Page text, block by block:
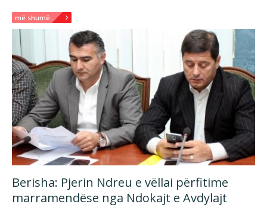
më shumë...
Berisha: Pjerin Ndreu e vëllai përfitime
marramendëse nga Ndokajt e Avdylajt